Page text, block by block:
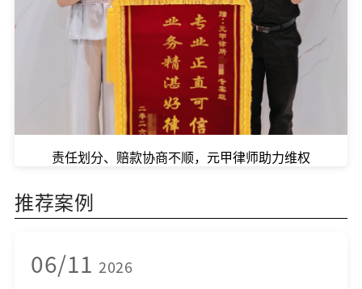
责任划分、赔款协商不顺，元甲律师助力维权
推荐案例
06/11 2026